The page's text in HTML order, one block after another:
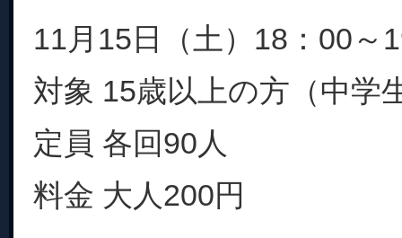
11月15日（土）18：00～
対象 15歳以上の方（中学
定員 各回90人
料金 大人200円